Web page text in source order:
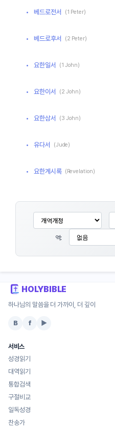
베드로전서 (1 Peter)
베드로후서 (2 Peter)
요한일서 (1 John)
요한이서 (2 John)
요한삼서 (3 John)
유다서 (Jude)
요한계시록 (Revelation)
역:
HOLYBIBLE
하나님의 말씀을 더 가까이, 더 깊이
B f ▶
서비스
성경읽기
대역읽기
통합검색
구절비교
일독성경
찬송가